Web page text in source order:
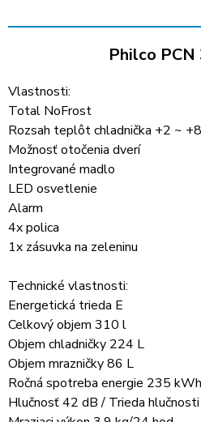
Philco PCN
Vlastnosti:
Total NoFrost
Rozsah teplôt chladnička +2 ~
Možnosť otočenia dverí
Integrované madlo
LED osvetlenie
Alarm
4x polica
1x zásuvka na zeleninu
Technické vlastnosti:
Energetická trieda E
Celkový objem 310 l
Objem chladničky 224 L
Objem mrazničky 86 L
Ročná spotreba energie 235 kWh
Hlučnosť 42 dB / Trieda